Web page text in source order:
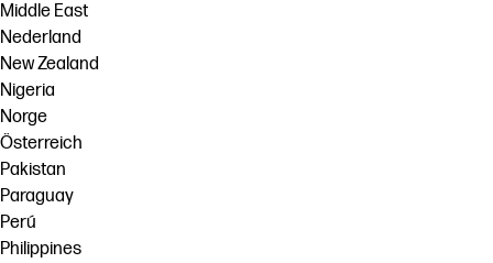
Middle East
Nederland
New Zealand
Nigeria
Norge
Österreich
Pakistan
Paraguay
Perú
Philippines